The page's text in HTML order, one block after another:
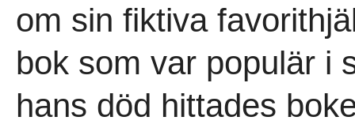
om sin fiktiva
bok som var populär i
hans död hittades